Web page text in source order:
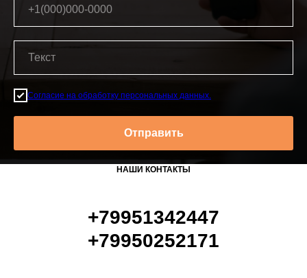
Согласие на обработку персональных данных.
Отправить
НАШИ КОНТАКТЫ
+79951342447
+79950252171